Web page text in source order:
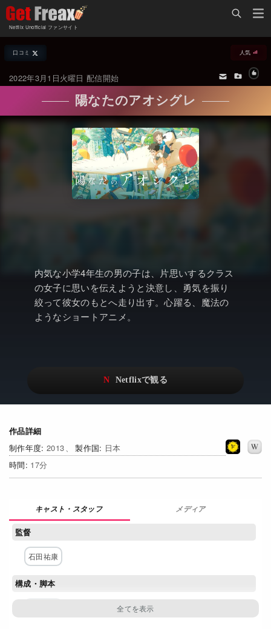
Netflix Unofficial ファンサイト
Netflix新着作品
オールジャンル
海外ドラマ・シリーズ
海外映画
国内TV番組・ドラマ
国内映画
アニメ
ドキュメンタリー
日本語吹替対応作品
その他の国のTV番組
配信終了予定の作品
海外ドラマ・ラインナップ
Netflix 人気ランキング
Netflix 全作品ラインナップ
Netflix配信作品カスタム検索
Netflix・VOD総合News
Watchlistへ
Netflix Video
Netflix 吹替版作品
Netflix 高い評価の海外作品
みんなの作品レビュー
Watchlist
過去の配信終了作品
閉じる
口コミ 人気
2022年3月1日火曜日 配信開始
陽なたのアオシグレ
内気な小学4年生の男の子は、片思いするクラス
の女子に思いを伝えようと決意し、勇気を振り
絞って彼女のもとへ走り出す。心躍る、魔法の
ようなショートアニメ。
作品詳細
2013
日本
17
メディア
監督
石田祐康
構成・脚本